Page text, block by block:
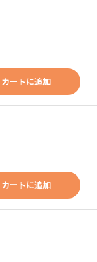
カートに追加
カートに追加